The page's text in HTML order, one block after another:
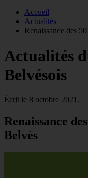
Accueil
Actualités
Renaissance des
Actualités
Belvésois
Écrit le 8 octobre 2021 .
Renaissance
Belvès